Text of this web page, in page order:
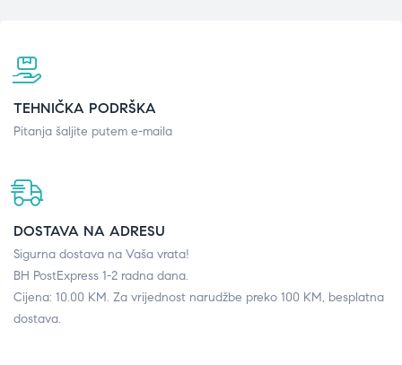
TEHNIČKA PODRŠKA
Pitanja šaljite putem e-maila
DOSTAVA NA ADRESU
Sigurna dostava na Vaša vrata!
BH PostExpress 1-2 radna dana.
Cijena: 10.00 KM. Za vrijednost narudžbe preko 100 KM, besplatna
dostava.